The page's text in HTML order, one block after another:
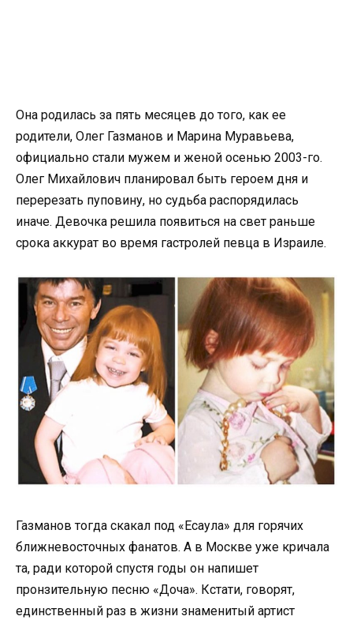
Она родилась за пять месяцев до того, как ее
родители, Олег Газманов и Марина Муравьева,
официально стали мужем и женой осенью 2003-го.
Олег Михайлович планировал быть героем дня и
перерезать пуповину, но судьба распорядилась
иначе. Девочка решила появиться на свет раньше
срока аккурат во время гастролей певца в Израиле.
Газманов тогда скакал под «Есаула» для горячих
ближневосточных фанатов. А в Москве уже кричала
та, ради которой спустя годы он напишет
пронзительную песню «Доча». Кстати, говорят,
единственный раз в жизни знаменитый артист